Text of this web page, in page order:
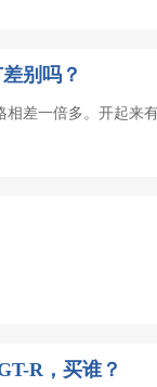
别吗？
相差一倍多。开起来
R，买谁？